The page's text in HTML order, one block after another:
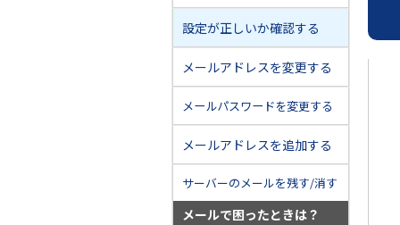
設定が正しいか確認する
メールアドレスを変更する
メールパスワードを変更する
メールアドレスを追加する
サーバーのメールを残す/消す
メールで困ったときは？